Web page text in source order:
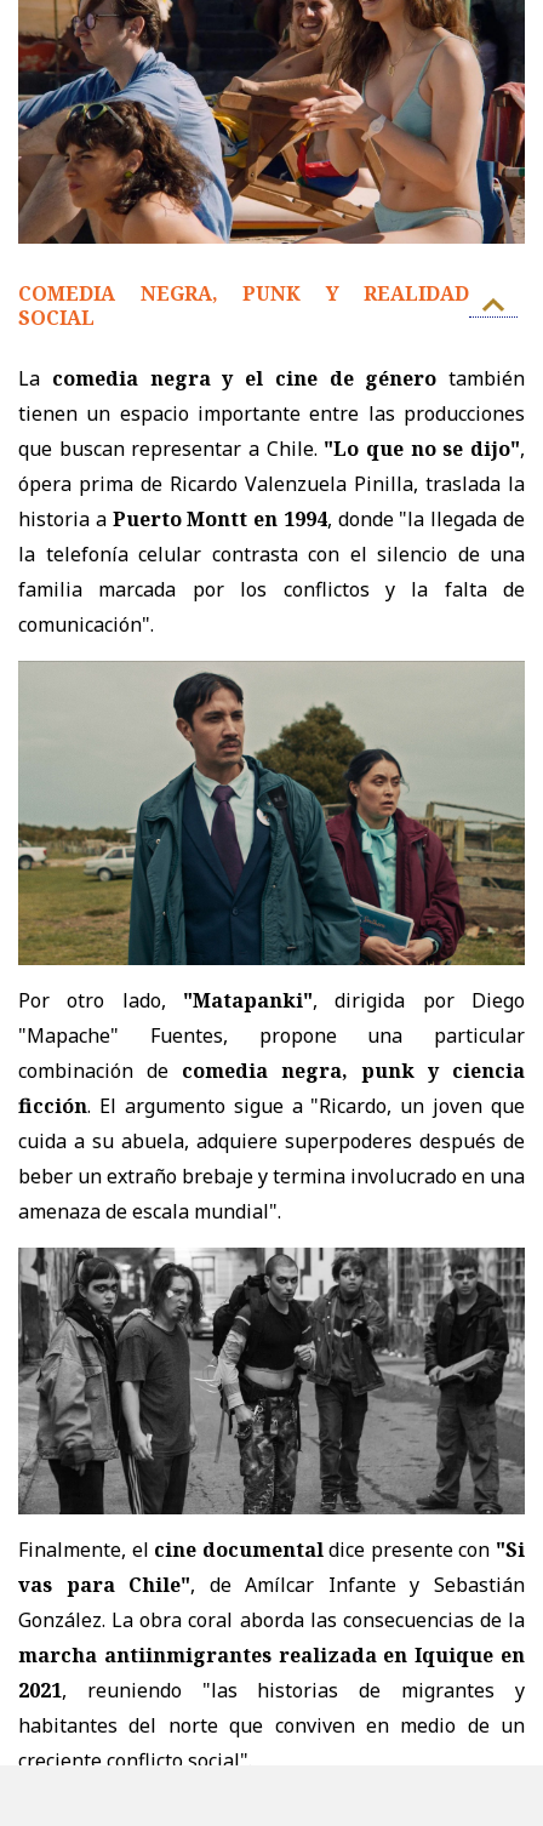
COMEDIA NEGRA, PUNK Y REALIDAD
SOCIAL
La comedia negra y el cine de género también
tienen un espacio importante entre las producciones
que buscan representar a Chile. "Lo que no se dijo",
ópera prima de Ricardo Valenzuela Pinilla, traslada la
historia a Puerto Montt en 1994, donde "la llegada de
la telefonía celular contrasta con el silencio de una
familia marcada por los conflictos y la falta de
comunicación".
Por otro lado, "Matapanki", dirigida por Diego
"Mapache" Fuentes, propone una particular
combinación de comedia negra, punk y ciencia
ficción. El argumento sigue a "Ricardo, un joven que
cuida a su abuela, adquiere superpoderes después de
beber un extraño brebaje y termina involucrado en una
amenaza de escala mundial".
Finalmente, el cine documentaldice presente con "Si
vas para Chile", de Amílcar Infante y Sebastián
González. La obra coral aborda las consecuencias de la
marcha antiinmigrantes realizada en Iquique en
2021, reuniendo "las historias de migrantes y
habitantes del norte que conviven en medio de un
creciente conflicto social".